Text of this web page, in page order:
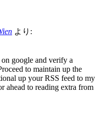
より:
google and verify a
to maintain up the
up your RSS feed to my
ahead to reading extra from